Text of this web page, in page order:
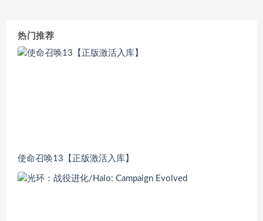
热门推荐
使命召唤13【正版激活入库】